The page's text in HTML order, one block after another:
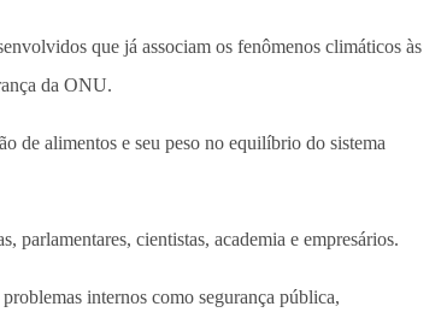
que já associam os fenômenos climáticos às
da ONU.
de alimentos e seu peso no equilíbrio do sistema
parlamentares, cientistas, academia e empresários.
internos como segurança pública,